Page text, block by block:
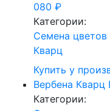
080 ₽
Категории:
Cемена
Кварц
Купить у
Вербена Кварц
Категории: